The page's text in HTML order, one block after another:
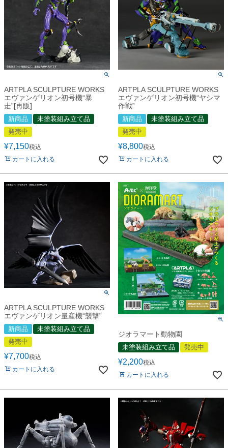
ARTPLA SCULPTURE WORKS
エヴァンゲリオン初号機“暴
走”[再販]
新商品
未塗装組み立て品
発売中
¥7,150税込
カートに入れる
ARTPLA SCULPTURE WORKS
エヴァンゲリオン初号機“ヤシマ
作戦”
新商品
未塗装組み立て品
発売中
¥8,800税込
カートに入れる
ARTPLA SCULPTURE WORKS
エヴァンゲリオン量産機“襲撃”
新商品
未塗装組み立て品
発売中
¥7,700税込
カートに入れる
ジオラマート動物園
未塗装組み立て品 発売中
¥2,200税込
カートに入れる